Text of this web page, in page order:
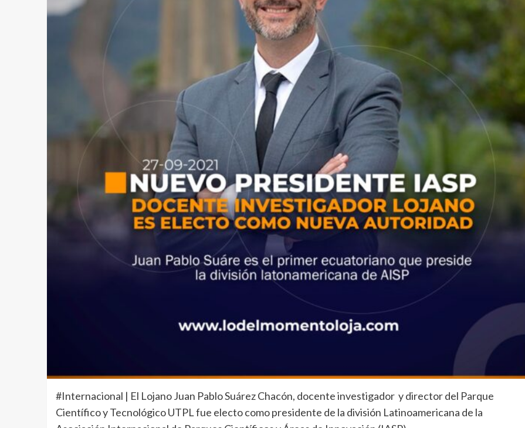
#Internacional | El Lojano Juan Pablo Suárez Chacón, docente investigador y director del Parque
Científico y Tecnológico UTPL fue electo como presidente de la división Latinoamericana de la